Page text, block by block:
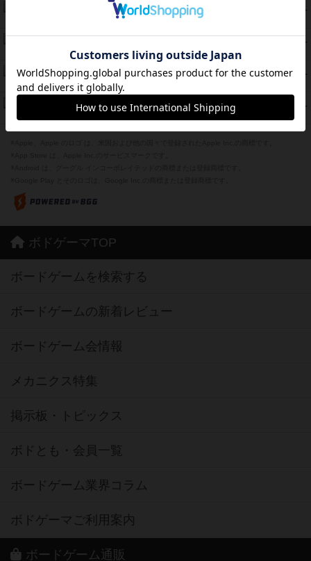
PT
スターマイン・ラミー ポケット
2件の投稿
PT
海兵隊
紹介文あり 1件の投稿
39 PT
スーパーストア3000
紹介文なし 1件の投稿
PT
フリップ７：復讐心とともに
ボドゲーマTOP
ボードゲームを検索する
ボードゲームの新着レビュー
ボードゲーム会情報
メカニクス特集
掲示板・トピックス
ボドとも・会員一覧
ボードゲーム業界コラム
ボドゲーマご利用案内
ボードゲーム通販